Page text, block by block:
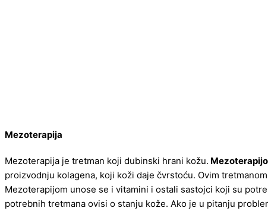
Mezoterapija
Mezoterapija je tretman koji dubinski hrani kožu.
proizvodnju kolagena, koji koži daje čvrstoću. Ovim
Mezoterapijom unose se i vitamini i ostali sastojci koji su
potrebnih tretmana ovisi o stanju kože. Ako je u pitanju